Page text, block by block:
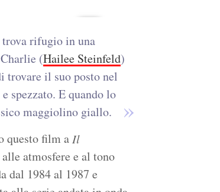
trova rifugio in una
(Hailee Steinfeld)
trovare il suo posto nel
spezzato. E quando lo
maggiolino giallo.
questo film aIl
atmosfere e al tono
dal 1984 al 1987 e